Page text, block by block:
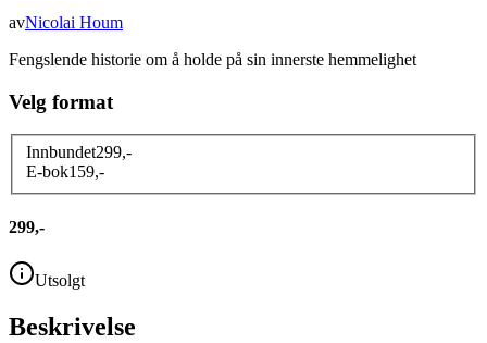
avNicolai Houm
Fengslende historie om å holde på sin innerste hemmelighet
Velg format
Innbundet299,-
E-bok159,-
299,-
Utsolgt
Beskrivelse